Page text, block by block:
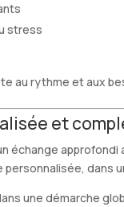
stress
au rythme et aux
et
échange
personnalisée, dans
une démarche